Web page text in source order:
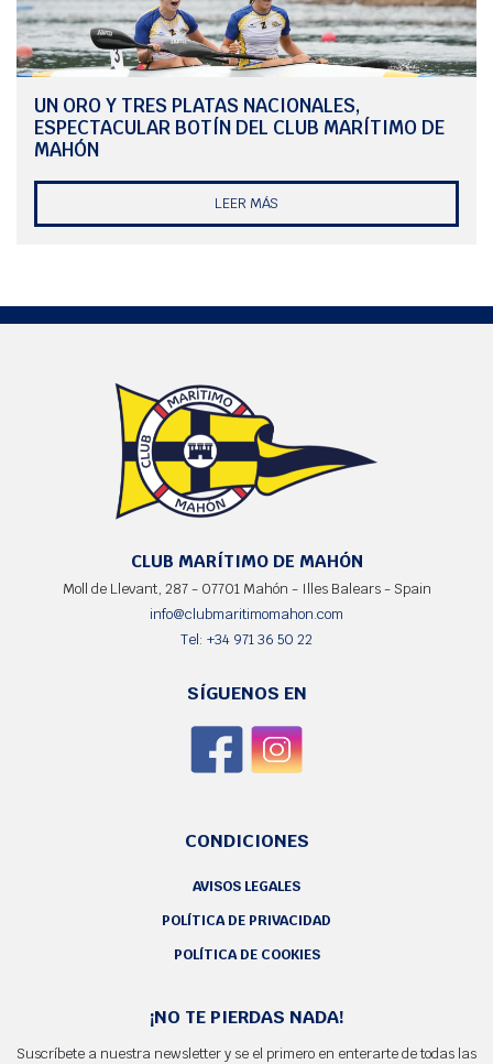
UN ORO Y TRES PLATAS NACIONALES,
ESPECTACULAR BOTÍN DEL CLUB MARÍTIMO DE
MAHÓN
LEER MÁS
CLUB MARÍTIMO DE MAHÓN
Moll de Llevant, 287 - 07701 Mahón - Illes Balears - Spain
info@clubmaritimomahon.com
Tel: +34 971 36 50 22
SÍGUENOS EN
CONDICIONES
AVISOS LEGALES
POLÍTICA DE PRIVACIDAD
POLÍTICA DE COOKIES
¡NO TE PIERDAS NADA!
Suscríbete a nuestra newsletter y se el primero en enterarte de todas las